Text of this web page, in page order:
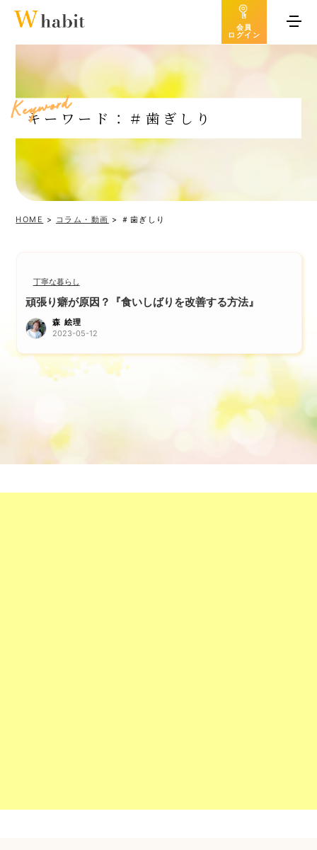
会員
ログイン
Keyword
キーワード：＃歯ぎしり
HOME > コラム・動画 > ＃歯ぎしり
丁寧な暮らし
頑張り癖が原因？『食いしばりを改善する方法』
森 絵理
2023-05-12